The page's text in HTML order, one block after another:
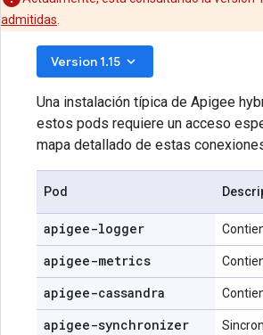
admitidas
Version 1.15 keyboard_arrow_down
Una instalación típica de Apigee
estos pods requiere un acceso
mapa detallado de estas
Pod
apigee-logger
apigee-metrics
apigee-cassandra
apigee-synchronizer